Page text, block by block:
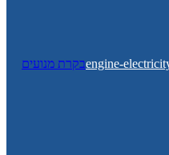
בקרת מנועים